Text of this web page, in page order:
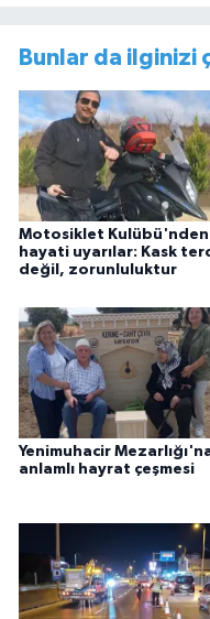
Bunlar da ilginizi
Motosiklet Kulübü'nden
hayati uyarılar: Kask
değil, zorunluluktur
Yenimuhacir
anlamlı hayrat çeşmesi